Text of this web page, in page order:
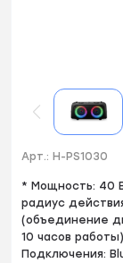
Арт.: H-PS1030
* Мощность: 40
радиус
(объединение
10 часов
Подключения: